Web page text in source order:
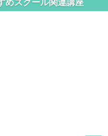
めスクール関連講座